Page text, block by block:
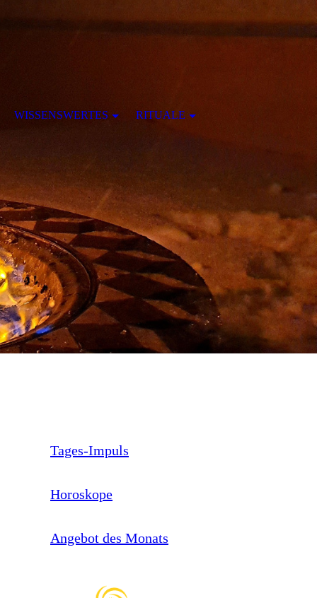
Tages-Impuls
Horoskope
Angebot des Monats
WISSENSWERTES RITUALE